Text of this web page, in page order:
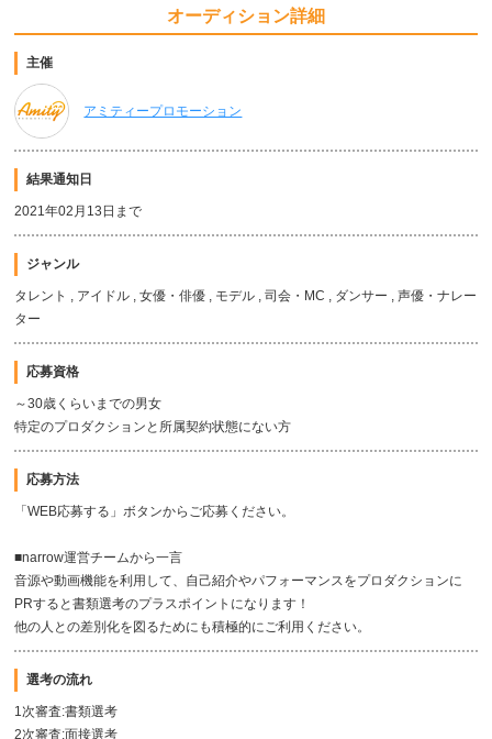
オーディション詳細
主催
アミティープロモーション
結果通知日
2021年02月13日まで
ジャンル
タレント , アイドル , 女優・俳優 , モデル , 司会・MC , ダンサー , 声優・ナレー
ター
応募資格
～30歳くらいまでの男女
特定のプロダクションと所属契約状態にない方
応募方法
「WEB応募する」ボタンからご応募ください。
■narrow運営チームから一言
音源や動画機能を利用して、自己紹介やパフォーマンスをプロダクションに
PRすると書類選考のプラスポイントになります！
他の人との差別化を図るためにも積極的にご利用ください。
選考の流れ
1次審査:書類選考
2次審査:面接選考